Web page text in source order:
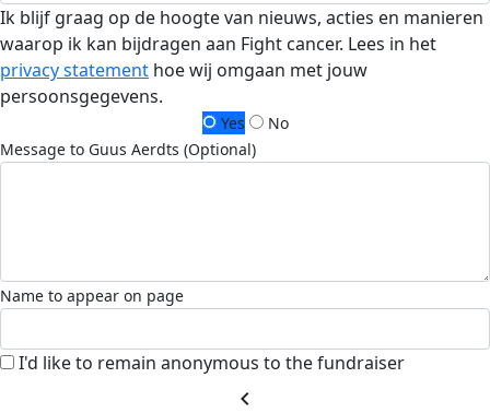
Ik blijf graag op de hoogte van nieuws, acties en manieren
waarop ik kan bijdragen aan Fight cancer. Lees in het
privacy statement hoe wij omgaan met jouw
persoonsgegevens.
Yes
No
Message to Guus Aerdts (Optional)
Name to appear on page
I'd like to remain anonymous to the fundraiser
chevron_left